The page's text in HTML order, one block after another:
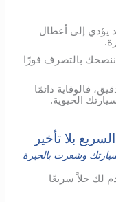
يؤدي إلى أعطال
بالتصرف فورًا
فالوقاية دائمًا
الحيوية.
بلا تأخير
وشعرت بالحيرة
لك حلاً سريعًا